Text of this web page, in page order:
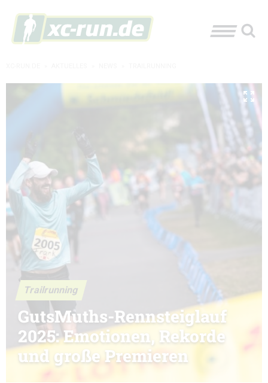
Trailrunning
GutsMuths-Rennsteiglauf
2025: Emotionen, Rekorde
und große Premieren